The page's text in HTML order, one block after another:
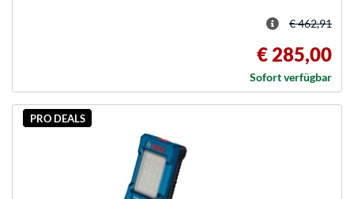
€ 462,91
€ 285,00
Sofort verfügbar
PRO DEALS